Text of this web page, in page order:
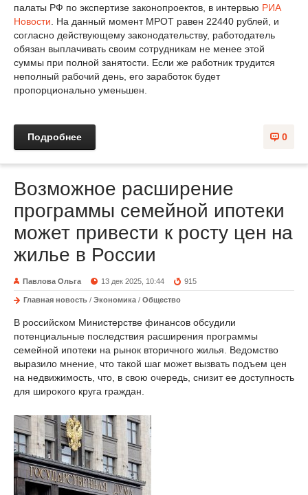
палаты РФ по экспертизе законопроектов, в интервью РИА
Новости . На данный момент МРОТ равен 22440 рублей, и
согласно действующему законодательству, работодатель
обязан выплачивать своим сотрудникам не менее этой
суммы при полной занятости. Если же работник трудится
неполный рабочий день, его заработок будет
пропорционально уменьшен.
0
Подробнее
Возможное расширение
программы семейной ипотеки
может привести к росту цен на
жилье в России
Павлова Ольга 13 дек 2025, 10:44 915
Главная новость / Экономика / Общество
В российском Министерстве финансов обсудили
потенциальные последствия расширения программы
семейной ипотеки на рынок вторичного жилья. Ведомство
выразило мнение, что такой шаг может вызвать подъем цен
на недвижимость, что, в свою очередь, снизит ее доступность
для широкого круга граждан.